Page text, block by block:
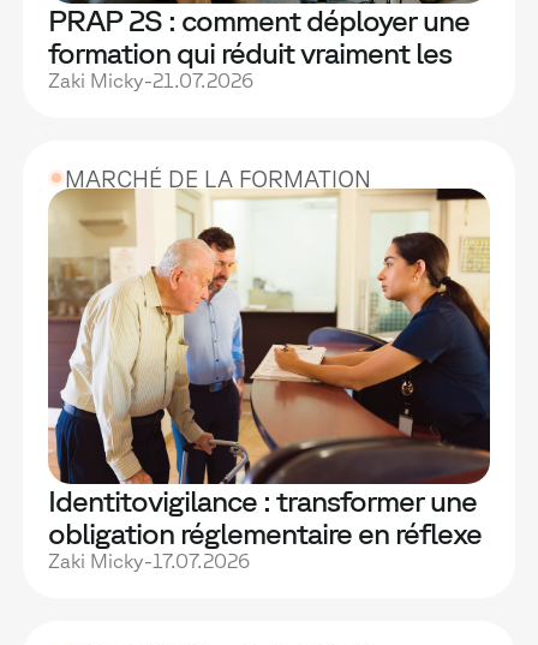
PRAP 2S : comment déployer une
formation qui réduit vraiment les
TMS
Zaki Micky-21.07.2026
MARCHÉ DE LA FORMATION
Identitovigilance : transformer une
obligation réglementaire en réflexe
durable de vos équipes
Zaki Micky-17.07.2026